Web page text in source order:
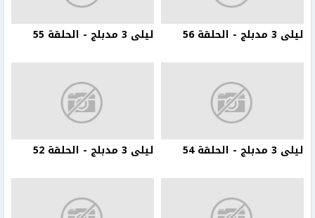
ليلى 3 مدبلج - الحلقة 56 ليلى 3 مدبلج - الحلقة 55
ليلى 3 مدبلج - الحلقة 54 ليلى 3 مدبلج - الحلقة 52